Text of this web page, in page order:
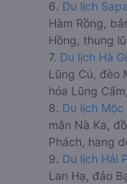
6. Du lịch
Hàm Rồng,
Hồng, thung
7. Du lịch Hà
Lũng Cú, đèo
hóa Lũng
8. Du lịch Mộc
mận Nà Ka,
Phách, hang
9. Du lịch Hải
Lan Hạ, đảo